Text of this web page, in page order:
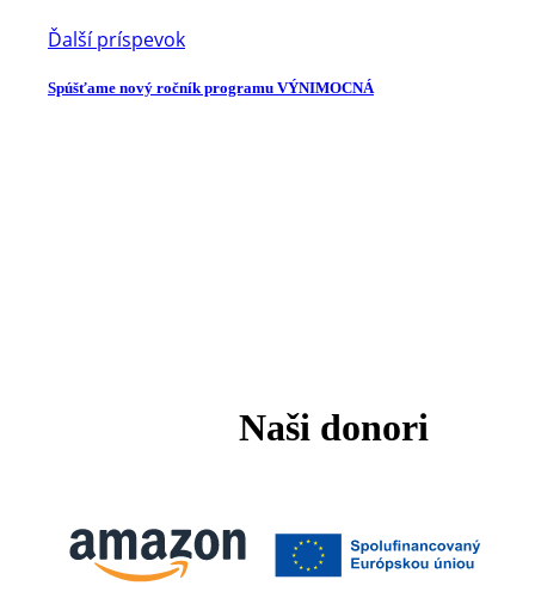
Ďalší príspevok
Spúšťame nový ročník programu VÝNIMOCNÁ
Naši donori